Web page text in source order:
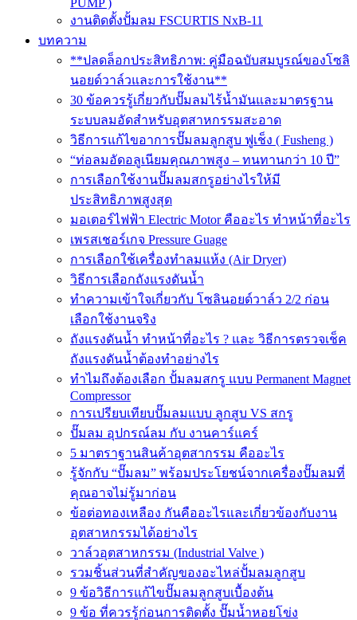
PUMP )
งานติดตั้งปั้มลม FSCURTIS NxB-11
บทความ
**ปลดล็อกประสิทธิภาพ: คู่มือฉบับสมบูรณ์ของโซลิ
นอยด์วาล์วและการใช้งาน**
30 ข้อควรรู้เกี่ยวกับปั๊มลมไร้น้ำมันและมาตรฐาน
ระบบลมอัดสำหรับอุตสาหกรรมสะอาด
วิธีการแก้ไขอาการปั๊มลมลูกสูบ ฟูเช็ง ( Fusheng )
“ท่อลมอัดอลูเนียมคุณภาพสูง – ทนทานกว่า 10 ปี”
การเลือกใช้งานปั๊มลมสกรูอย่างไรให้มี
ประสิทธิภาพสูงสุด
มอเตอร์ไฟฟ้า Electric Motor คืออะไร ทำหน้าที่อะไร
เพรสเชอร์เกจ Pressure Guage
การเลือกใช้เครื่องทำลมแห้ง (Air Dryer)
วิธีการเลือกถังแรงดันน้ำ
ทำความเข้าใจเกี่ยวกับ โซลินอยด์วาล์ว 2/2 ก่อน
เลือกใช้งานจริง
ถังแรงดันน้ำ ทำหน้าที่อะไร ? และ วิธีการตรวจเช็ค
ถังแรงดันน้ำต้องทำอย่างไร
ทำไมถึงต้องเลือก ปั้มลมสกรู แบบ Permanent Magnet
Compressor
การเปรียบเทียบปั๊มลมแบบ ลูกสูบ VS สกรู
ปั๊มลม อุปกรณ์ลม กับ งานคาร์แคร์
5 มาตราฐานสินค้าอุตสากรรม คืออะไร
รู้จักกับ “ปั๊มลม” พร้อมประโยชน์จากเครื่องปั๊มลมที่
คุณอาจไม่รู้มาก่อน
ข้อต่อทองเหลือง กันคืออะไรและเกี่ยวข้องกับงาน
อุตสาหกรรมได้อย่างไร
วาล์วอุตสาหกรรม (Industrial Valve )
รวมชิ้นส่วนที่สำคัญของอะไหล่ปั้มลมลูกสูบ
9 ข้อวิธีการแก้ไขปั๊มลมลูกสูบเบื้องต้น
9 ข้อ ที่ควรรู้ก่อนการติดตั้ง ปั๊มน้ำหอยโข่ง